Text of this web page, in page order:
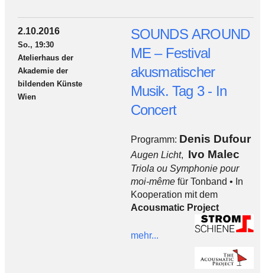
2.10.2016
So., 19:30
Atelierhaus der
Akademie der
bildenden Künste
Wien
SOUNDS AROUND
ME – Festival
akusmatischer
Musik. Tag 3 - In
Concert
Programm: Denis Dufour
Augen Licht, Ivo Malec
Triola ou Symphonie pour
moi-mêmefür Tonband • In
Kooperation mit dem
Acousmatic Project
mehr...